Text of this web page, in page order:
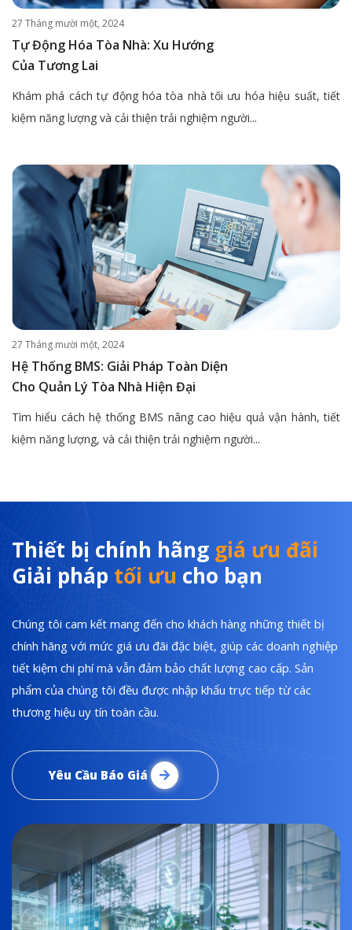
27 Tháng mười một, 2024
Tự Động Hóa Tòa Nhà: Xu Hướng
Của Tương Lai
Khám phá cách tự động hóa tòa nhà tối ưu hóa hiệu suất, tiết
kiệm năng lượng và cải thiện trải nghiệm người...
27 Tháng mười một, 2024
Hệ Thống BMS: Giải Pháp Toàn Diện
Cho Quản Lý Tòa Nhà Hiện Đại
Tìm hiểu cách hệ thống BMS nâng cao hiệu quả vận hành, tiết
kiệm năng lượng, và cải thiện trải nghiệm người...
Thiết bị chính hãng giá ưu đãi
Giải pháp tối ưu cho bạn
Chúng tôi cam kết mang đến cho khách hàng những thiết bị
chính hãng với mức giá ưu đãi đặc biệt, giúp các doanh nghiệp
tiết kiệm chi phí mà vẫn đảm bảo chất lượng cao cấp. Sản
phẩm của chúng tôi đều được nhập khẩu trực tiếp từ các
thương hiệu uy tín toàn cầu.
Yêu Cầu Báo Giá